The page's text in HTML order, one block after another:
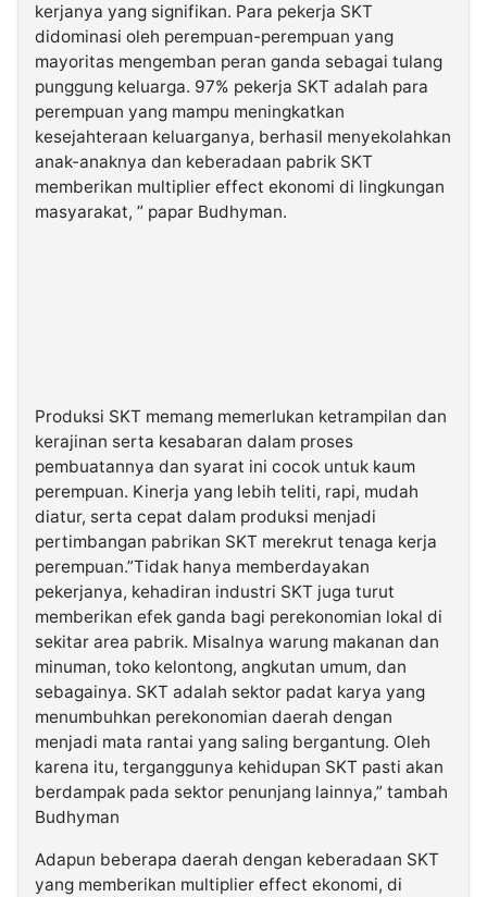
kerjanya yang signifikan. Para pekerja SKT
didominasi oleh perempuan-perempuan yang
mayoritas mengemban peran ganda sebagai tulang
punggung keluarga. 97% pekerja SKT adalah para
perempuan yang mampu meningkatkan
kesejahteraan keluarganya, berhasil menyekolahkan
anak-anaknya dan keberadaan pabrik SKT
memberikan multiplier effect ekonomi di lingkungan
masyarakat, ” papar Budhyman.
Produksi SKT memang memerlukan ketrampilan dan
kerajinan serta kesabaran dalam proses
pembuatannya dan syarat ini cocok untuk kaum
perempuan. Kinerja yang lebih teliti, rapi, mudah
diatur, serta cepat dalam produksi menjadi
pertimbangan pabrikan SKT merekrut tenaga kerja
perempuan.”Tidak hanya memberdayakan
pekerjanya, kehadiran industri SKT juga turut
memberikan efek ganda bagi perekonomian lokal di
sekitar area pabrik. Misalnya warung makanan dan
minuman, toko kelontong, angkutan umum, dan
sebagainya. SKT adalah sektor padat karya yang
menumbuhkan perekonomian daerah dengan
menjadi mata rantai yang saling bergantung. Oleh
karena itu, terganggunya kehidupan SKT pasti akan
berdampak pada sektor penunjang lainnya,” tambah
Budhyman
Adapun beberapa daerah dengan keberadaan SKT
yang memberikan multiplier effect ekonomi, di